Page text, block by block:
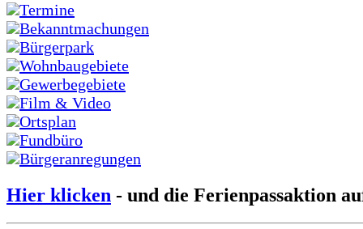
Termine
Bekanntmachungen
Bürgerpark
Wohnbaugebiete
Gewerbegebiete
Film & Video
Ortsplan
Fundbüro
Bürgeranregungen
Hier klicken - und die Ferienpassaktion